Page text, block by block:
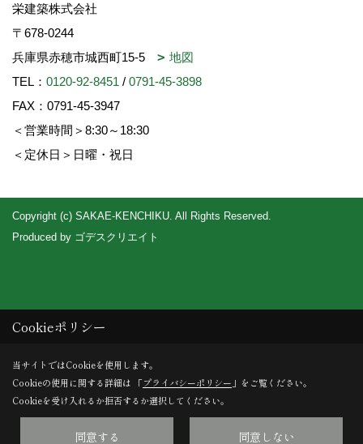
栄建築株式会社
〒678-0244
兵庫県赤穂市城西町15-5
地図
TEL： 0120-92-8451 / 0791-45-3898
FAX：0791-45-3947
＜営業時間＞8:30～18:30
＜定休日＞日曜・祝日
Copyright (c) SAKAE-KENCHIKU. All Rights Reserved.
Produced by ゴデスクリエイト
Cookieポリシー
当サイトではCookieを使用します。
Cookieの使用に関する詳細は 「プライバシーポリシー 」をご覧ください。
Cookieを受け入れるか拒否するか選択してください。
同意する 同意しない